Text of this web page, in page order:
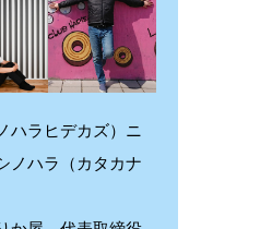
ハラヒデカズ）ニ
ノハラ（カタカナ